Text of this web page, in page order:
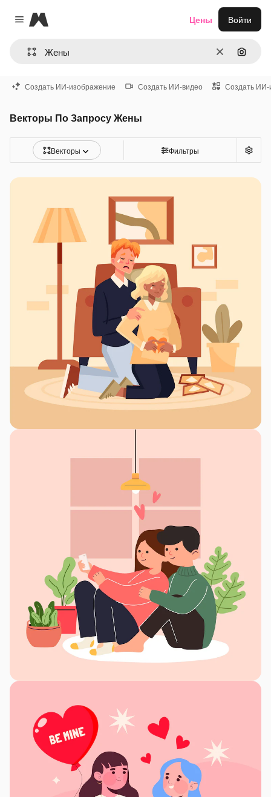
Close menu
Magnific
ОчиститьПоиск
Цены Войти
Создать ИИ-изображение Создать ИИ-видео Создать ИИ-
Векторы По Запросу Жены
Векторы Фильтры